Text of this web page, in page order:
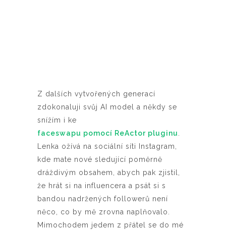
Z dalších vytvořených generací
zdokonaluji svůj AI model a někdy se
snížím i ke
faceswapu pomocí ReActor pluginu
Lenka ožívá na sociální síti Instagram,
kde mate nové sledující poměrně
dráždivým obsahem, abych pak zjistil,
že hrát si na influencera a psát si s
bandou nadržených followerů není
něco, co by mě zrovna naplňovalo.
Mimochodem jedem z přátel se do mé